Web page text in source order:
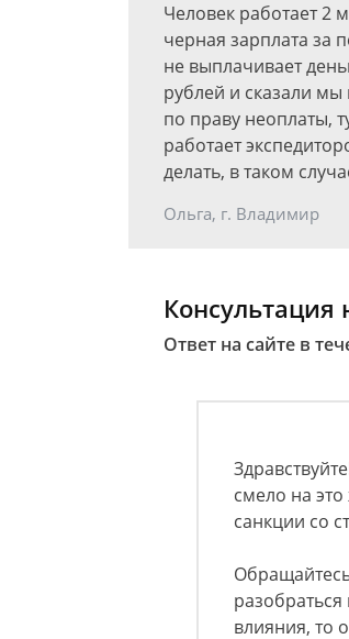
Человек работает 2
черная зарплата за
не выплачивает
рублей и сказали мы
по праву неоплаты,
работает
делать, в таком
Ольга, г. Владимир
Ответ на сайте в
смело на
санкции со
влияния, то